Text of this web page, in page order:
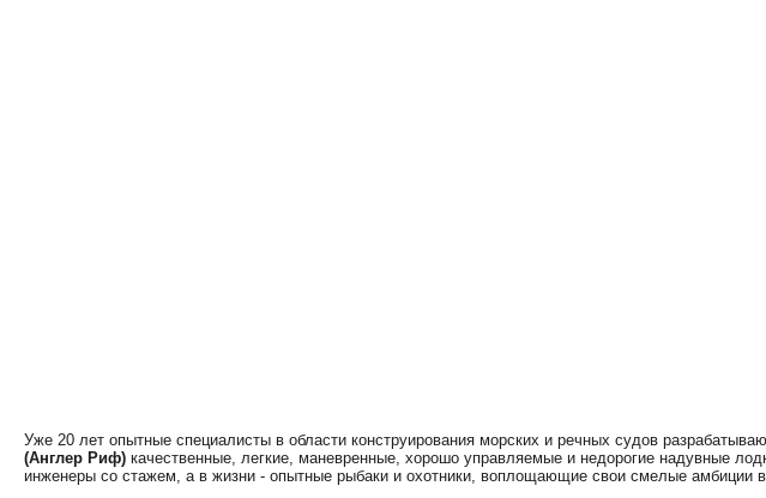
Уже 20 лет опытные специалисты в области конструирования морских и речных судов
(Англер Риф) качественные, легкие, маневренные, хорошо управляемые и недорогие надувные
инженеры со стажем, а в жизни - опытные рыбаки и охотники, воплощающие свои смелые амбиции